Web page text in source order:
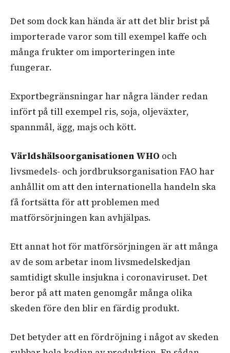
Det som dock kan hända är att det blir brist på
importerade varor som till exempel kaffe och
många frukter om importeringen inte
fungerar.
Exportbegränsningar har några länder redan
infört på till exempel ris, soja, oljeväxter,
spannmål, ägg, majs och kött.
Världshälsoorganisationen WHO och
livsmedels- och jordbruksorganisation FAO har
anhållit om att den internationella handeln ska
få fortsätta för att problemen med
matförsörjningen kan avhjälpas.
Ett annat hot för matförsörjningen är att många
av de som arbetar inom livsmedelskedjan
samtidigt skulle insjukna i coronaviruset. Det
beror på att maten genomgår många olika
skeden före den blir en färdig produkt.
Det betyder att en fördröjning i något av skeden